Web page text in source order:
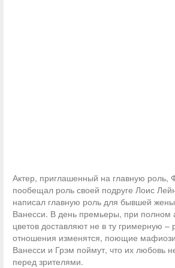
Актер, приглашенный на главную роль,
пообещал роль своей подруге Лоис
написал главную роль для бывшей
Ванесси. В день премьеры, при полном
цветов доставляют не в ту гримерную –
отношения изменятся, поющие мафиози
Ванесси и Грэм поймут, что их любовь
перед зрителями.